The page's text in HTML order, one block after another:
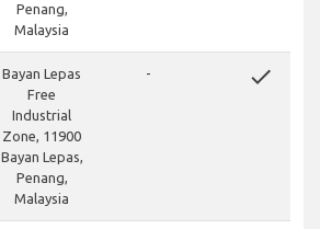
Penang,
Malaysia
Bayan Lepas
Free
Industrial
Zone, 11900
Bayan Lepas,
Penang,
Malaysia
- done